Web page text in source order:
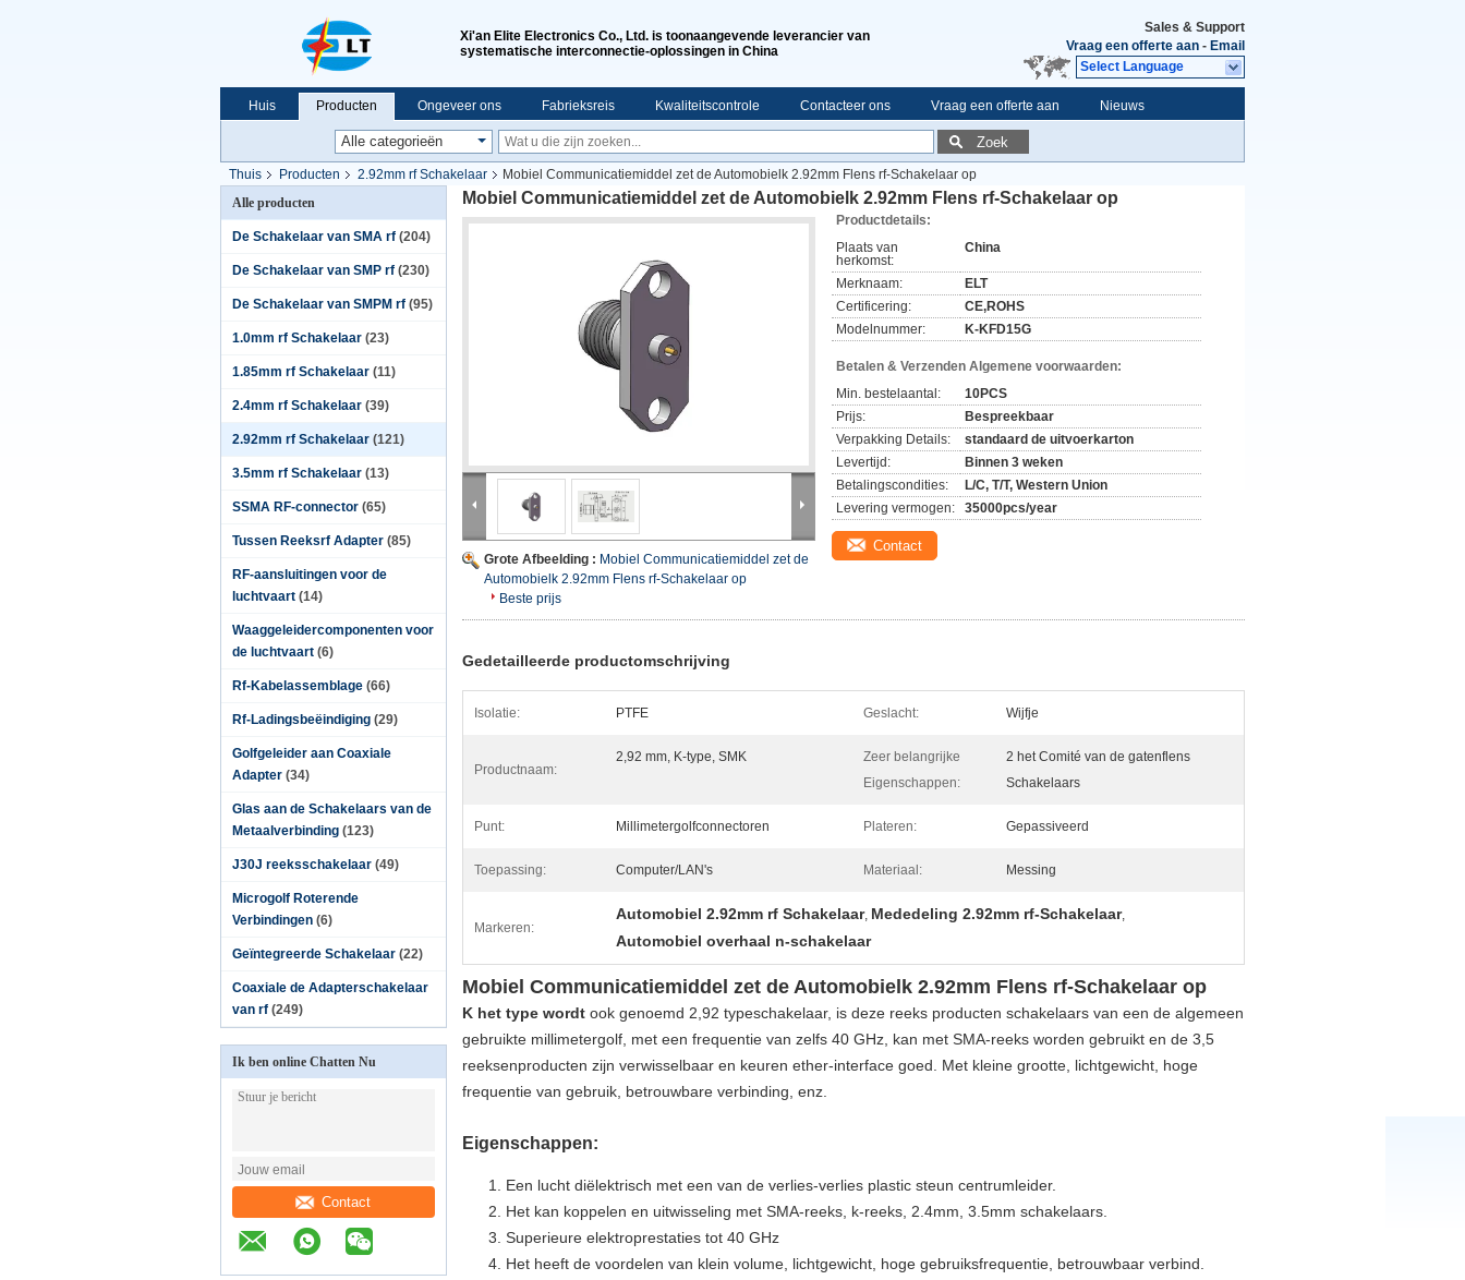
Xi'an Elite Electronics Co., Ltd. is toonaangevende leverancier van
systematische interconnectie-oplossingen in China
Sales & Support
Vraag een offerte aan - Email
Select Language
Huis Producten Ongeveer ons Fabrieksreis Kwaliteitscontrole Contacteer ons Vraag een offerte aan Nieuws
Zoek
Thuis Producten 2.92mm rf Schakelaar
Mobiel Communicatiemiddel zet de Automobielk 2.92mm Flens rf-Schakelaar op
Alle producten
De Schakelaar van SMA rf (204)
De Schakelaar van SMP rf (230)
De Schakelaar van SMPM rf (95)
1.0mm rf Schakelaar (23)
1.85mm rf Schakelaar (11)
2.4mm rf Schakelaar (39)
2.92mm rf Schakelaar (121)
3.5mm rf Schakelaar (13)
SSMA RF-connector (65)
Tussen Reeksrf Adapter (85)
RF-aansluitingen voor de
luchtvaart (14)
Waaggeleidercomponenten voor
de luchtvaart (6)
Rf-Kabelassemblage (66)
Rf-Ladingsbeëindiging (29)
Golfgeleider aan Coaxiale
Adapter (34)
Glas aan de Schakelaars van de
Metaalverbinding (123)
J30J reeksschakelaar (49)
Microgolf Roterende
Verbindingen (6)
Geïntegreerde Schakelaar (22)
Coaxiale de Adapterschakelaar
van rf (249)
Ik ben online Chatten Nu
Contact
Mobiel Communicatiemiddel zet de Automobielk 2.92mm Flens rf-Schakelaar op
Grote Afbeelding : Mobiel Communicatiemiddel zet de
Automobielk 2.92mm Flens rf-Schakelaar op
Beste prijs
Productdetails:
Plaats van
herkomst:
China
Merknaam:
ELT
Certificering:
CE,ROHS
Modelnummer:
K-KFD15G
Betalen & Verzenden Algemene voorwaarden:
Min. bestelaantal:
10PCS
Prijs:
Bespreekbaar
Verpakking Details:
standaard de uitvoerkarton
Levertijd:
Binnen 3 weken
Betalingscondities:
L/C, T/T, Western Union
Levering vermogen:
35000pcs/year
Contact
Gedetailleerde productomschrijving
Isolatie: PTFE Geslacht: Wijfje
Productnaam:
2,92 mm, K-type, SMK
Zeer belangrijke
Eigenschappen:
2 het Comité van de gatenflens
Schakelaars
Punt: Millimetergolfconnectoren Plateren: Gepassiveerd
Toepassing: Computer/LAN's Materiaal: Messing
Markeren:
Automobiel 2.92mm rf Schakelaar, Mededeling 2.92mm rf-Schakelaar,
Automobiel overhaal n-schakelaar
Mobiel Communicatiemiddel zet de Automobielk 2.92mm Flens rf-Schakelaar op
K het type wordt ook genoemd 2,92 typeschakelaar, is deze reeks producten schakelaars van een de algemeen
gebruikte millimetergolf, met een frequentie van zelfs 40 GHz, kan met SMA-reeks worden gebruikt en de 3,5
reeksenproducten zijn verwisselbaar en keuren ether-interface goed. Met kleine grootte, lichtgewicht, hoge
frequentie van gebruik, betrouwbare verbinding, enz.
Eigenschappen:
Een lucht diëlektrisch met een van de verlies-verlies plastic steun centrumleider.
Het kan koppelen en uitwisseling met SMA-reeks, k-reeks, 2.4mm, 3.5mm schakelaars.
Superieure elektroprestaties tot 40 GHz
Het heeft de voordelen van klein volume, lichtgewicht, hoge gebruiksfrequentie, betrouwbaar verbind.